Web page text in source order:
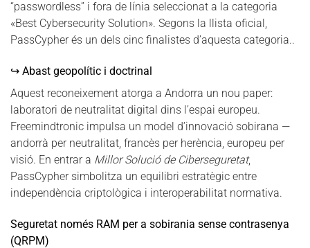
“passwordless” i fora de línia seleccionat a la categoria
«Best Cybersecurity Solution». Segons la llista oficial,
PassCypher és un dels cinc finalistes d’aquesta categoria..
↪ Abast geopolític i doctrinal
Aquest reconeixement atorga a Andorra un nou paper:
laboratori de neutralitat digital dins l’espai europeu.
Freemindtronic impulsa un model d’innovació sobirana —
andorrà per neutralitat, francès per herència, europeu per
visió. En entrar a Millor Solució de Ciberseguretat,
PassCypher simbolitza un equilibri estratègic entre
independència criptològica i interoperabilitat normativa.
Seguretat només RAM per a sobirania sense contrasenya
(QRPM)